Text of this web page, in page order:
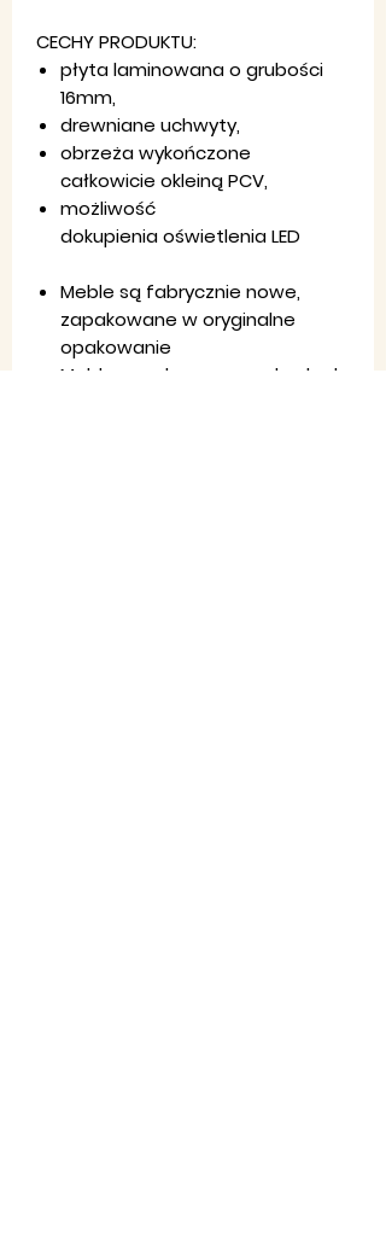
CECHY PRODUKTU:
płyta laminowana o grubości
16mm,
drewniane uchwyty,
obrzeża wykończone
całkowicie okleiną PCV,
możliwość
dokupienia oświetlenia LED
Meble są fabrycznie nowe,
zapakowane w oryginalne
opakowanie
Meble wysyłane w paczkach, do